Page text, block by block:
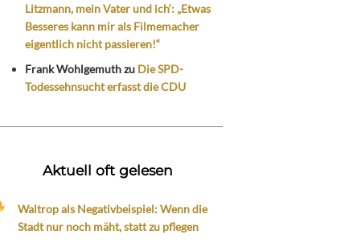
Litzmann, mein Vater und ich‘: „Etwas
Besseres kann mir als Filmemacher
eigentlich nicht passieren!“
Frank Wohlgemuthzu Die SPD-
Todessehnsucht erfasst die CDU
Aktuell oft gelesen
Waltrop als Negativbeispiel: Wenn die
Stadt nur noch mäht, statt zu pflegen